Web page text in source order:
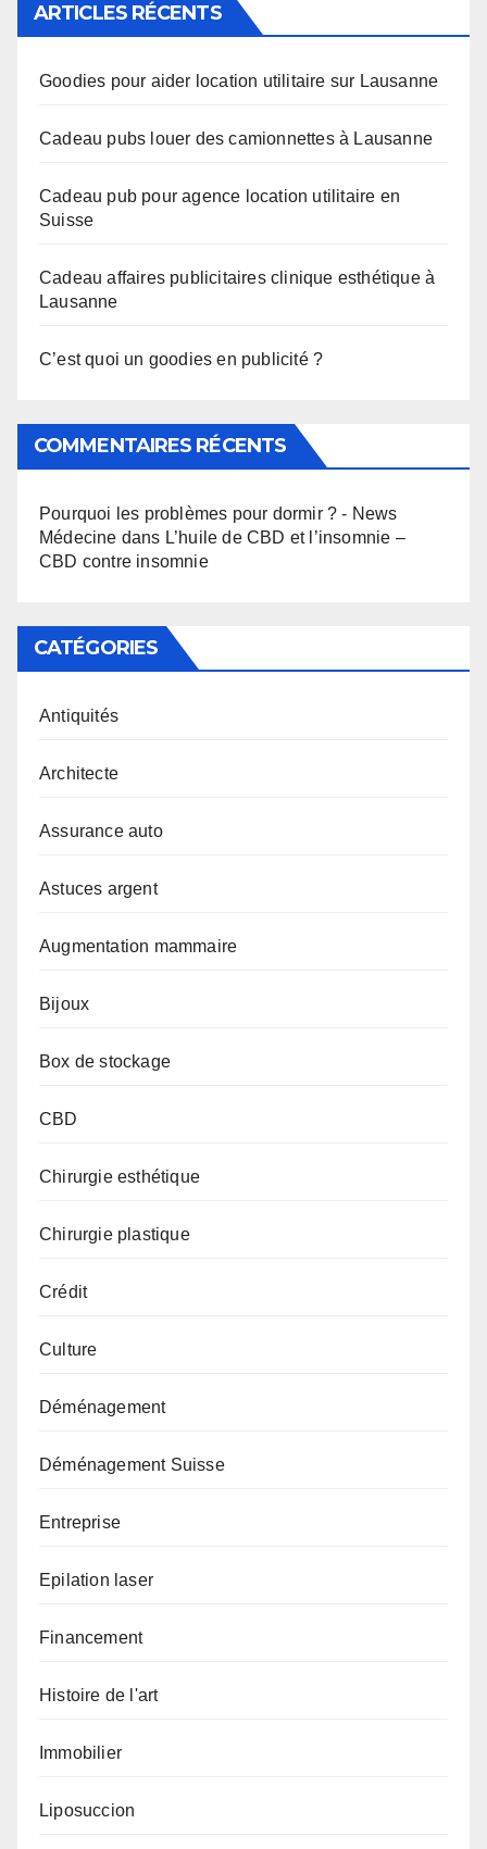
ARTICLES RÉCENTS
Goodies pour aider location utilitaire sur Lausanne
Cadeau pubs louer des camionnettes à Lausanne
Cadeau pub pour agence location utilitaire en
Suisse
Cadeau affaires publicitaires clinique esthétique à
Lausanne
C’est quoi un goodies en publicité ?
COMMENTAIRES RÉCENTS
Pourquoi les problèmes pour dormir ? - News
Médecine dans L’huile de CBD et l’insomnie –
CBD contre insomnie
CATÉGORIES
Antiquités
Architecte
Assurance auto
Astuces argent
Augmentation mammaire
Bijoux
Box de stockage
CBD
Chirurgie esthétique
Chirurgie plastique
Crédit
Culture
Déménagement
Déménagement Suisse
Entreprise
Epilation laser
Financement
Histoire de l'art
Immobilier
Liposuccion